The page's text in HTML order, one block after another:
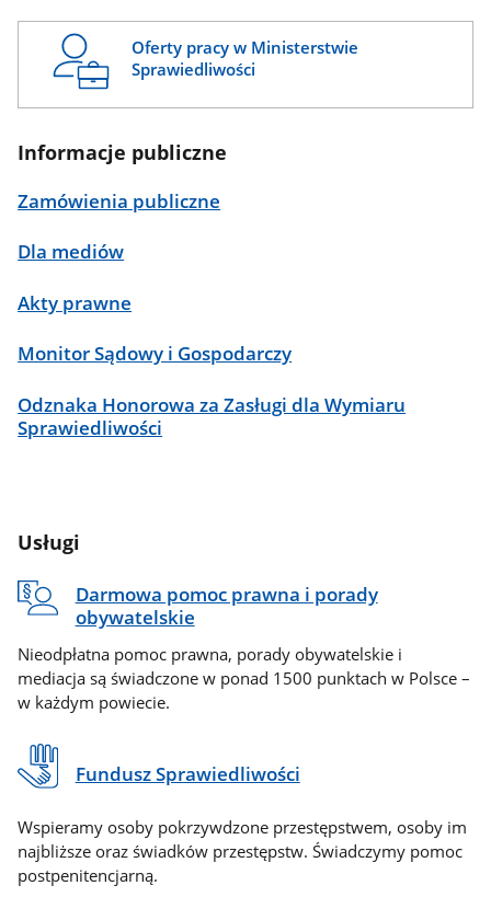
Oferty pracy w Ministerstwie
Sprawiedliwości
Informacje publiczne
Zamówienia publiczne
Dla mediów
Akty prawne
Monitor Sądowy i Gospodarczy
Odznaka Honorowa za Zasługi dla Wymiaru
Sprawiedliwości
Usługi
Darmowa pomoc prawna i porady
obywatelskie
Nieodpłatna pomoc prawna, porady obywatelskie i
mediacja są świadczone w ponad 1500 punktach w Polsce –
w każdym powiecie.
Fundusz Sprawiedliwości
Wspieramy osoby pokrzywdzone przestępstwem, osoby im
najbliższe oraz świadków przestępstw. Świadczymy pomoc
postpenitencjarną.